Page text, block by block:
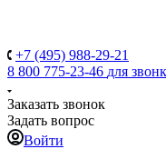
+7 (495) 988-29-21
8 800 775-23-46 для
Заказать звонок
Задать вопрос
Войти